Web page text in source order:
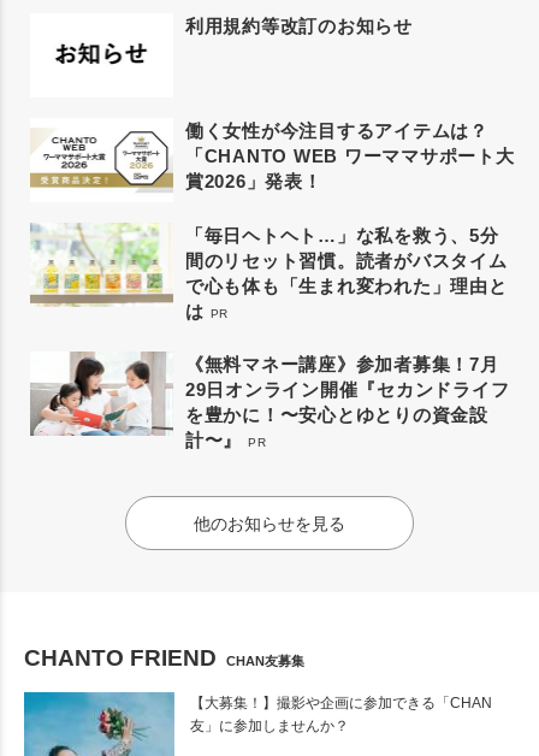
利用規約等改訂のお知らせ
働く女性が今注目するアイテムは？
「CHANTO WEB ワーママサポート大
賞2026」発表！
「毎日ヘトヘト…」な私を救う、5分
間のリセット習慣。読者がバスタイム
で心も体も「生まれ変われた」理由と
は PR
《無料マネー講座》参加者募集！7月
29日オンライン開催『セカンドライフ
を豊かに！〜安心とゆとりの資金設
計〜』
PR
他のお知らせを見る
CHANTO FRIEND CHAN友募集
【大募集！】撮影や企画に参加できる「CHAN
友」に参加しませんか？